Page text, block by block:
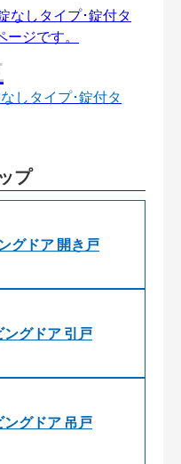
しタイプ･錠付タ
プ
グドア 開き戸
グドア 引戸
グドア 吊戸